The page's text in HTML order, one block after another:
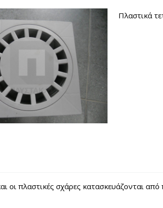
Πλαστικά
οι πλαστικές σχάρες κατασκευάζονται